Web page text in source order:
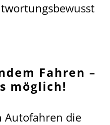
Fahren –
möglich!
Autofahren die